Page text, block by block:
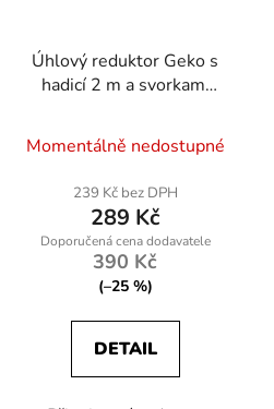
Úhlový reduktor Geko s
hadicí 2 m a svorkami
Momentálně nedostupné
239 Kč bez DPH
289 Kč
390 Kč
(–25 %)
DETAIL